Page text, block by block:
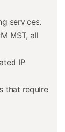
services.
MST, all
IP
that require